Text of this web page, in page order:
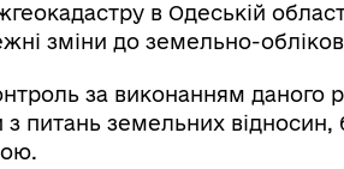
в Одеській
зміни до земельно-
за виконанням даного
з питань земельних відносин,